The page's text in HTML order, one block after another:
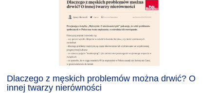
Dlaczego z męskich problemów można drwić? O
innej twarzy nierówności